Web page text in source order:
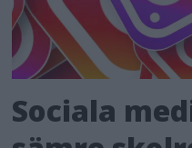
Sociala